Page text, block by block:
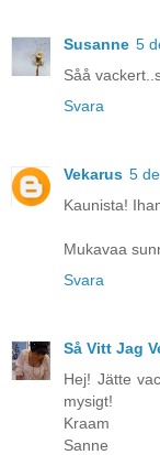
Susanne 5
Såå
Svara
Vekarus 5
Kaunista!
Mukavaa
Svara
Så Vitt Jag
Hej! Jätte
mysigt!
Kraam
Sanne